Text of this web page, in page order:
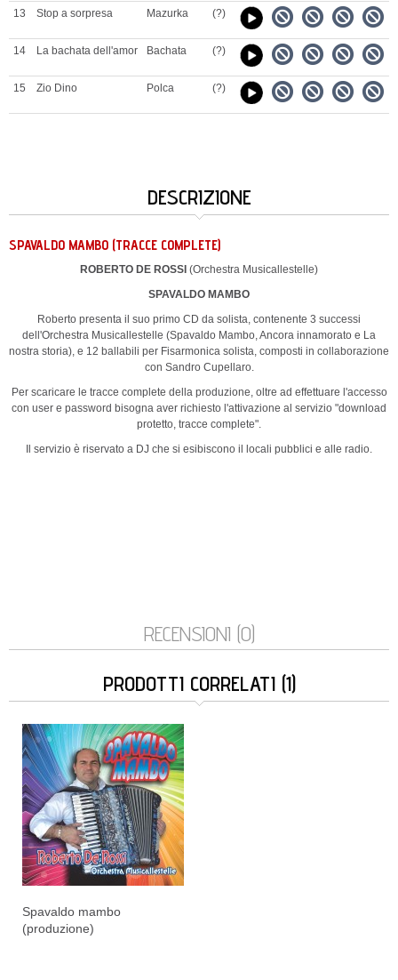
13 Stop a sorpresa Mazurka (?)
14 La bachata dell'amor Bachata (?)
15 Zio Dino Polca (?)
DESCRIZIONE
SPAVALDO MAMBO (TRACCE COMPLETE)
ROBERTO DE ROSSI (Orchestra Musicallestelle)
SPAVALDO MAMBO
Roberto presenta il suo primo CD da solista, contenente 3 successi
dell'Orchestra Musicallestelle (Spavaldo Mambo, Ancora innamorato e La
nostra storia), e 12 ballabili per Fisarmonica solista, composti in collaborazione
con Sandro Cupellaro.
Per scaricare le tracce complete della produzione, oltre ad effettuare l'accesso
con user e password bisogna aver richiesto l'attivazione al servizio "download
protetto, tracce complete".
Il servizio è riservato a DJ che si esibiscono il locali pubblici e alle radio.
RECENSIONI (0)
PRODOTTI CORRELATI (1)
Spavaldo mambo
(produzione)